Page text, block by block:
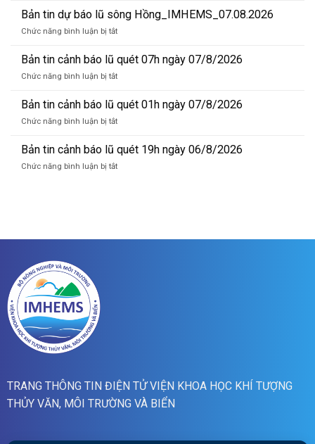
tin
báo
sông
Hồng_IMHEMS_08.08.2026
Bản tin dự báo lũ sông Hồng_IMHEMS_07.08.2026
Chức năng bình luận bị tắtở
tin
dự
báo
sông
Hồng_IMHEMS_07.08.2026
Bản tin cảnh báo lũ quét 07h ngày 07/8/2026
Chức năng bình luận bị tắtở
tin
cảnh
báo
quét
07h
Bản tin cảnh báo lũ quét 01h ngày 07/8/2026
Chức năng bình luận bị tắtở
tin
cảnh
báo
Bản tin cảnh báo lũ quét 19h ngày 06/8/2026
Chức năng bình luận bị tắtở
quét
TRANG THÔNG TIN ĐIỆN TỬ VIỆN KHOA HỌC KHÍ TƯỢNG
THỦY VĂN, MÔI TRƯỜNG VÀ BIỂN